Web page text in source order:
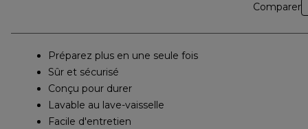
Comparer
Préparez plus en une seule fois
Sûr et sécurisé
Conçu pour durer
Lavable au lave-vaisselle
Facile d'entretien